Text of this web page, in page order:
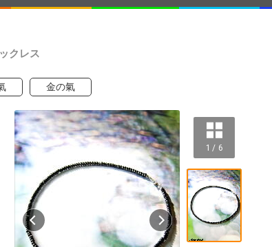
クレス
金の氣
1 / 6